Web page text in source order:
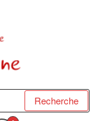
!
Recherche